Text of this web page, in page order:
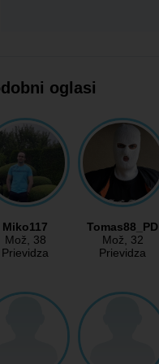
oglasi
Miko117
Mož, 38
Prievidza
Tomas88_PD
Mož, 32
Prievidza